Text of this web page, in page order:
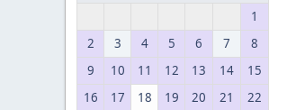
1
2
3 4 5 6 7
8
9
10 11 12 13 14
15
16
17 18 19 20 21 22